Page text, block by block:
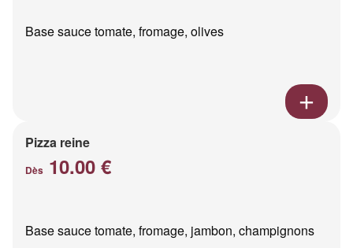
Base sauce tomate, fromage, olives
Pizza reine
Dès 10.00 €
Base sauce tomate, fromage, jambon, champignons